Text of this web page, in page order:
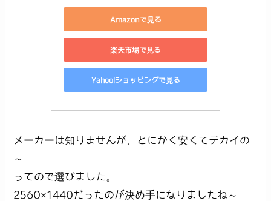
Amazonで見る
楽天市場で見る
Yahoo!ショッピングで見る
メーカーは知りませんが、とにかく安くてデカイの
～
ってので選びました。
2560×1440だったのが決め手になりましたね～